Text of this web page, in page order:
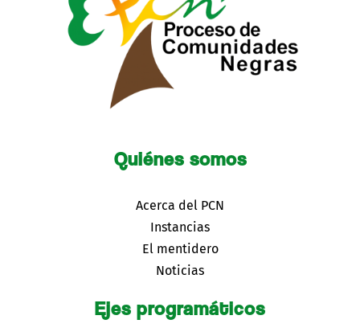
Quiénes somos
Acerca del PCN
Instancias
El mentidero
Noticias
Ejes programáticos